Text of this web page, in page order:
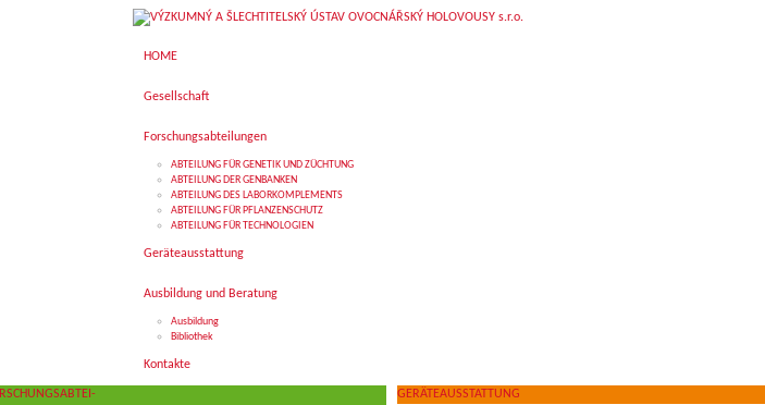
HOME
Gesellschaft
Forschungsabteilungen
ABTEILUNG FÜR GENETIK UND ZÜCHTUNG
ABTEILUNG DER GENBANKEN
ABTEILUNG DES LABORKOMPLEMENTS
ABTEILUNG FÜR PFLANZENSCHUTZ
ABTEILUNG FÜR TECHNOLOGIEN
Geräteausstattung
Ausbildung und Beratung
Ausbildung
Bibliothek
Kontakte
GERÄTEAUSSTATTUNG